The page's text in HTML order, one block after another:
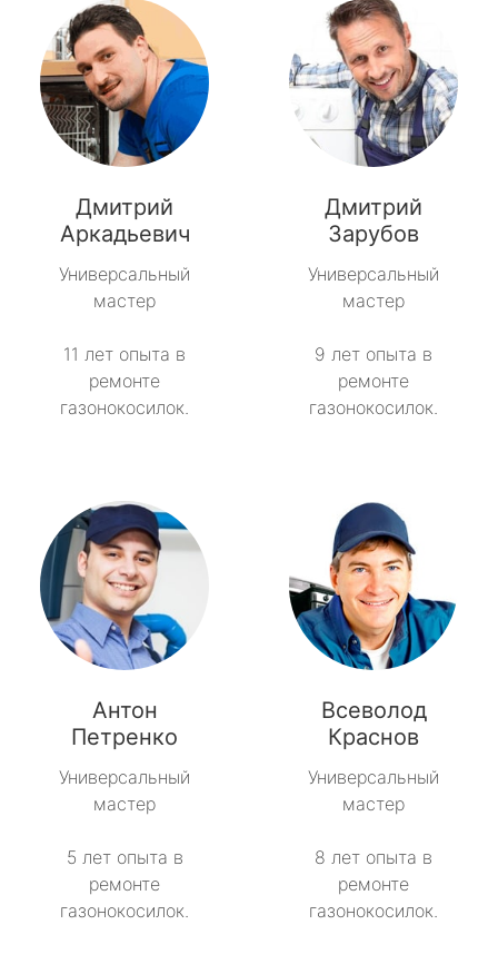
Дмитрий
Аркадьевич
Универсальный
мастер
11 лет опыта в
ремонте
газонокосилок.
Дмитрий
Зарубов
Универсальный
мастер
9 лет опыта в
ремонте
газонокосилок.
Антон
Петренко
Универсальный
мастер
5 лет опыта в
ремонте
газонокосилок.
Всеволод
Краснов
Универсальный
мастер
8 лет опыта в
ремонте
газонокосилок.